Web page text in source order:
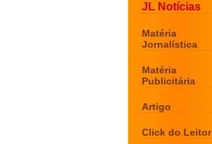
JL Notícias
Matéria
Jornalística
Matéria
Publicitária
Artigo
Click do Leitor